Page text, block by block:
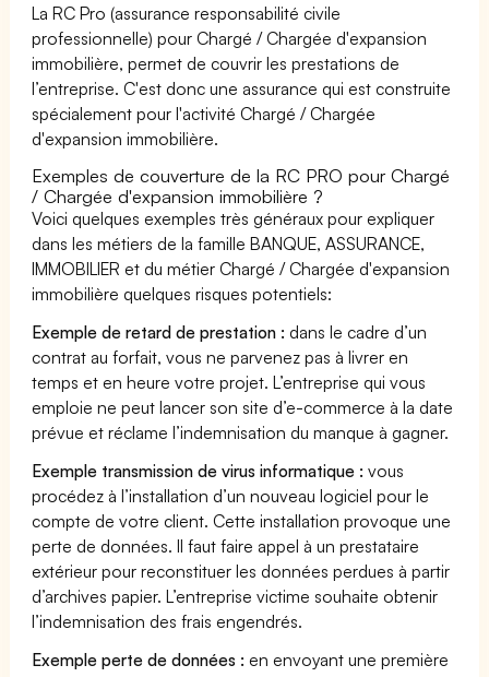
La RC Pro (assurance responsabilité civile
professionnelle) pour Chargé / Chargée d'expansion
immobilière, permet de couvrir les prestations de
l’entreprise. C'est donc une assurance qui est construite
spécialement pour l'activité Chargé / Chargée
d'expansion immobilière.
Exemples de couverture de la RC PRO pour Chargé
/ Chargée d'expansion immobilière ?
Voici quelques exemples très généraux pour expliquer
dans les métiers de la famille BANQUE, ASSURANCE,
IMMOBILIER et du métier Chargé / Chargée d'expansion
immobilière quelques risques potentiels:
Exemple de retard de prestation : dans le cadre d’un
contrat au forfait, vous ne parvenez pas à livrer en
temps et en heure votre projet. L’entreprise qui vous
emploie ne peut lancer son site d’e-commerce à la date
prévue et réclame l’indemnisation du manque à gagner.
Exemple transmission de virus informatique : vous
procédez à l’installation d’un nouveau logiciel pour le
compte de votre client. Cette installation provoque une
perte de données. Il faut faire appel à un prestataire
extérieur pour reconstituer les données perdues à partir
d’archives papier. L’entreprise victime souhaite obtenir
l’indemnisation des frais engendrés.
Exemple perte de données : en envoyant une première